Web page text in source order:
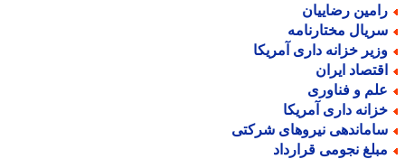
رضاییان
مختارنامه
خزانه داری آمریکا
ایران
و فناوری
داری آمریکا
نیروهای شرکتی
نجومی قرارداد